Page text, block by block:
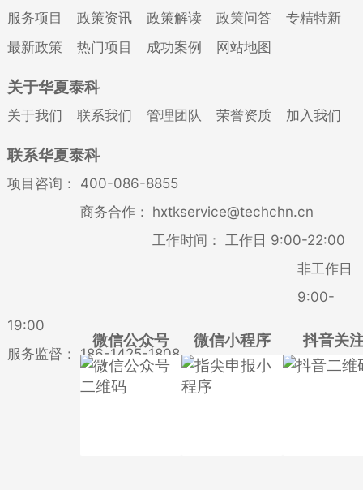
服务项目 政策资讯 政策解读 政策问答
专精特新
最新政策
热门项目 成功案例 网站地图
关于华夏泰科
关于我们 联系我们 管理团队 荣誉资质 加入我们
联系华夏泰科
项目咨询：
400-086-8855
商务合作： hxtkservice@techchn.cn
工作时间： 工作日 9:00-22:00
非工作日
9:00-
19:00
服务监督： 186-1425-1808
微信公众号 微信小程序 抖音关